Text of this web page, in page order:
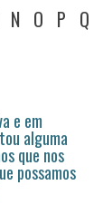
N O P Q
e em
alguma
que nos
possamos